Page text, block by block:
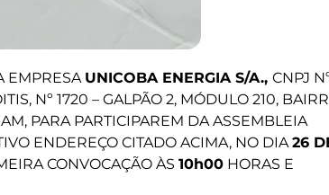
EMPRESA UNICOBA ENERGIA S/A., CNPJ
Nº 1720 – GALPÃO 2, MÓDULO 210,
PARA PARTICIPAREM DA ASSEMBLEIA
ENDEREÇO CITADO ACIMA, NO DIA 26
CONVOCAÇÃO ÀS 10h00 HORAS E